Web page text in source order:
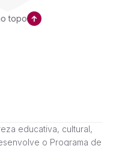
topo
educativa, cultural,
o Programa de